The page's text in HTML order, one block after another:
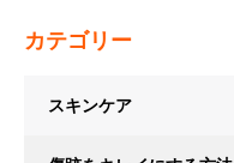
カテゴリー
スキンケア